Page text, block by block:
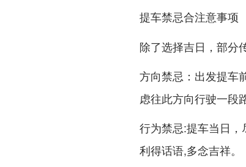
提车禁忌合注意事项
除了选择吉日，部分
方向禁忌 ：出发提
虑往此方向行驶一段
行为禁忌:提车当日
利得话语,多念吉祥。